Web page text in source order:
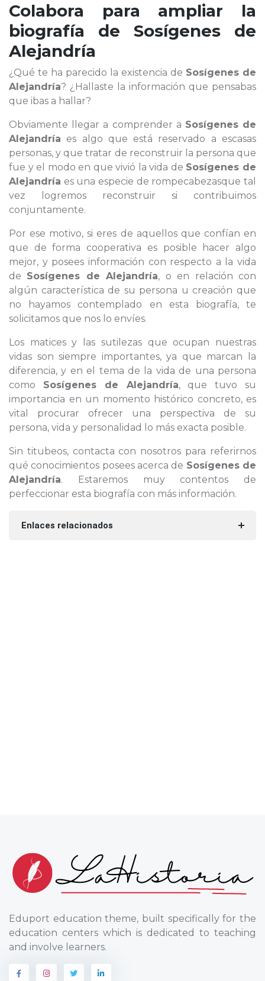
Colabora para ampliar la
biografía de Sosígenes de
Alejandría
¿Qué te ha parecido la existencia de Sosígenes de
Alejandría? ¿Hallaste la información que pensabas
que ibas a hallar?
Obviamente llegar a comprender a Sosígenes de
Alejandría es algo que está reservado a escasas
personas, y que tratar de reconstruir la persona que
fue y el modo en que vivió la vida de Sosígenes de
Alejandría es una especie de rompecabezasque tal
vez logremos reconstruir si contribuimos
conjuntamente.
Por ese motivo, si eres de aquellos que confían en
que de forma cooperativa es posible hacer algo
mejor, y posees información con respecto a la vida
de Sosígenes de Alejandría, o en relación con
algún característica de su persona u creación que
no hayamos contemplado en esta biografía, te
solicitamos que nos lo envíes.
Los matices y las sutilezas que ocupan nuestras
vidas son siempre importantes, ya que marcan la
diferencia, y en el tema de la vida de una persona
como Sosígenes de Alejandría, que tuvo su
importancia en un momento histórico concreto, es
vital procurar ofrecer una perspectiva de su
persona, vida y personalidad lo más exacta posible.
Sin titubeos, contacta con nosotros para referirnos
qué conocimientos posees acerca de Sosígenes de
Alejandría. Estaremos muy contentos de
perfeccionar esta biografía con más información.
Enlaces relacionados
Eduport education theme, built specifically for the
education centers which is dedicated to teaching
and involve learners.